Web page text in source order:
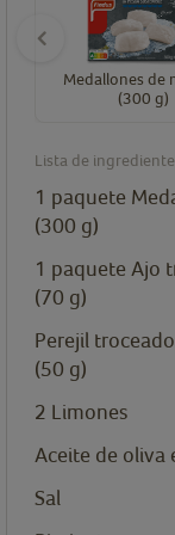
Medallones de
(300 g)
Lista de
1 paquete
(300 g)
1 paquete Ajo
(70 g)
Perejil troceado
(50 g)
2 Limones
Aceite de oliva
Sal